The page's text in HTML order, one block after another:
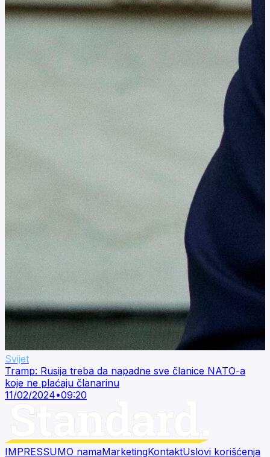
Svijet
Tramp: Rusija treba da napadne sve članice NATO-a
koje ne plaćaju članarinu
11/02/2024•09:20
IMPRESSUMO namaMarketingKontaktUslovi korišćenja